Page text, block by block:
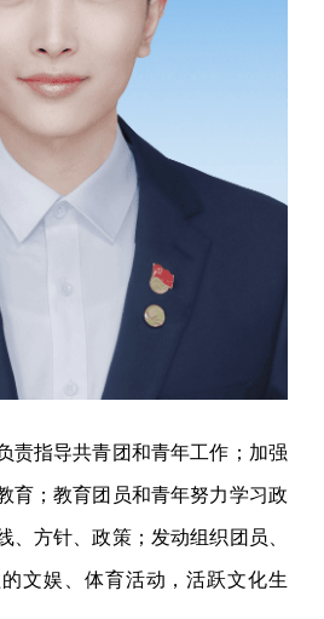
责指导共青团和青年工作；加强
育；教育团员和青年努力学习政
、方针、政策；发动组织团员、
文娱、体育活动，活跃文化生